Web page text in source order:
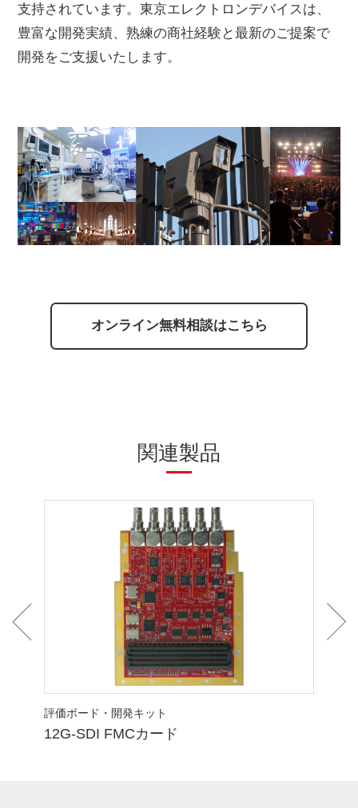
支持されています。東京エレクトロンデバイスは、
豊富な開発実績、熟練の商社経験と最新のご提案で
開発をご支援いたします。
オンライン無料相談はこちら
関連製品
評価ボード・開発キット
12G-SDI FMCカード